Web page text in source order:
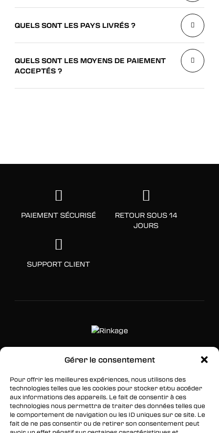
Gérer le consentement
Pour offrir les meilleures expériences, nous utilisons des
technologies telles que les cookies pour stocker et/ou accéder
aux informations des appareils. Le fait de consentir à ces
technologies nous permettra de traiter des données telles que
le comportement de navigation ou les ID uniques sur ce site. Le
fait de ne pas consentir ou de retirer son consentement peut
QUELS SONT LES PAYS LIVRÉS ?
QUELS SONT LES MOYENS DE PAIEMENT
ACCEPTÉS ?
PAIEMENT SÉCURISÉ
RETOUR SOUS 14
JOURS
SUPPORT CLIENT
SUIVEZ-NOUS
Facebook
Twitter
Instagram